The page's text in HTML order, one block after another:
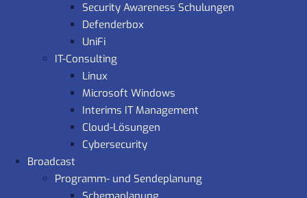
Security Awareness Schulungen
Defenderbox
UniFi
IT-Consulting
Linux
Microsoft Windows
Interims IT Management
Cloud-Lösungen
Cybersecurity
Broadcast
Programm- und Sendeplanung